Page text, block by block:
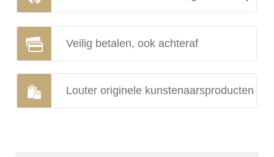
Veilig betalen, ook achteraf
Louter originele kunstenaarsproducten